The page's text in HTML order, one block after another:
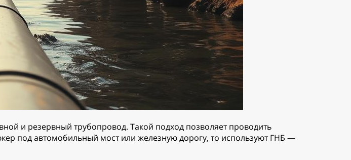
и резервный трубопровод. Такой подход позволяет проводить
под автомобильный мост или железную дорогу, то используют ГНБ —